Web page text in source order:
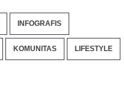
INFOGRAFIS
KOMUNITAS LIFESTYLE